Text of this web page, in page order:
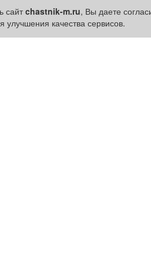
сайтchastnik-m.ru, Вы даете
качества сервисов.
Быстрые ссылки: